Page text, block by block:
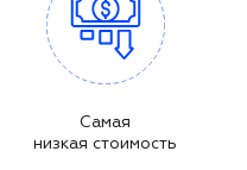
Самая
низкая стоимость